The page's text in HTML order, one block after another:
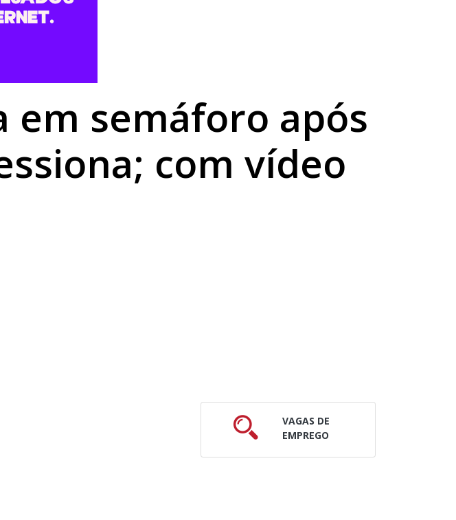
de Motocross após 20 anos
em semáforo após
com vídeo
VAGAS DE
EMPREGO